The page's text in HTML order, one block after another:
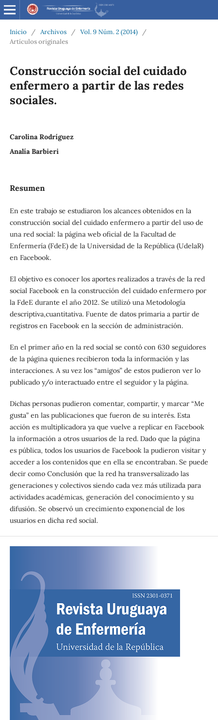
Inicio / Archivos / Vol. 9 Núm. 2 (2014)
/
Artículos originales
Construcción social del cuidado
enfermero a partir de las redes
sociales.
Carolina Rodríguez
Analía Barbieri
Resumen
En este trabajo se estudiaron los alcances obtenidos en la
construcción social del cuidado enfermero a partir del uso de
una red social: la página web oficial de la Facultad de
Enfermería (FdeE) de la Universidad de la República (UdelaR)
en Facebook.
El objetivo es conocer los aportes realizados a través de la red
social Facebook en la construcción del cuidado enfermero por
la FdeE durante el año 2012. Se utilizó una Metodología
descriptiva,cuantitativa. Fuente de datos primaria a partir de
registros en Facebook en la sección de administración.
En el primer año en la red social se contó con 630 seguidores
de la página quienes recibieron toda la información y las
interacciones. A su vez los “amigos” de estos pudieron ver lo
publicado y/o interactuado entre el seguidor y la página.
Dichas personas pudieron comentar, compartir, y marcar “Me
gusta” en las publicaciones que fueron de su interés. Esta
acción es multiplicadora ya que vuelve a replicar en Facebook
la información a otros usuarios de la red. Dado que la página
es pública, todos los usuarios de Facebook la pudieron visitar y
acceder a los contenidos que en ella se encontraban. Se puede
decir como Conclusión que la red ha transversalizado las
generaciones y colectivos siendo cada vez más utilizada para
actividades académicas, generación del conocimiento y su
difusión. Se observó un crecimiento exponencial de los
usuarios en dicha red social.